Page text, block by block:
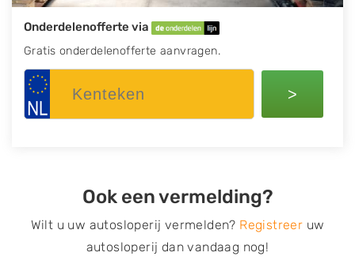
Onderdelenofferte via
Gratis onderdelenofferte aanvragen.
>
Ook een vermelding?
Wilt u uw autosloperij vermelden? Registreer uw
autosloperij dan vandaag nog!